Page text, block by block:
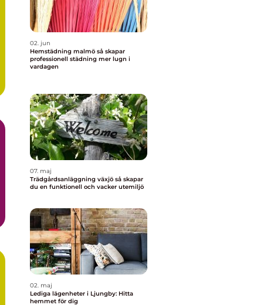
02. jun
Hemstädning malmö så skapar
professionell städning mer lugn i
vardagen
07. maj
Trädgårdsanläggning växjö så skapar
du en funktionell och vacker utemiljö
02. maj
Lediga lägenheter i Ljungby: Hitta
hemmet för dig